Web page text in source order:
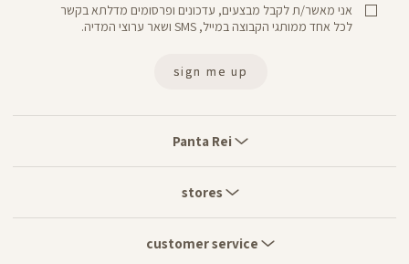
Rei
Panta Rei
stores
service
customer service
אני מאשר/ת לקבל מבצעים, עדכונים ופרסומים מדלתא בקשר
לכל אחד ממותגי הקבוצה במייל, SMS ושאר ערוצי המדיה.
sign me up